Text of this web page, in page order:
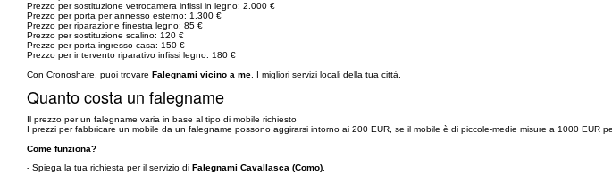
Prezzo per sostituzione vetrocamera infissi in legno: 2.000 €
Prezzo per porta per annesso esterno: 1.300 €
Prezzo per riparazione finestra legno: 85 €
Prezzo per sostituzione scalino: 120 €
Prezzo per porta ingresso casa: 150 €
Prezzo per intervento riparativo infissi legno: 180 €
Con Cronoshare, puoi trovare Falegnami vicino a me . I migliori servizi locali della tua città.
Quanto costa un falegname
Il prezzo per un falegname varia in base al tipo di mobile richiesto
I prezzi per fabbricare un mobile da un falegname possono aggirarsi intorno ai 200 EUR, se il mobile è di piccole-medie misure a 1000 EUR
Come funziona?
- Spiega la tua richiesta per il servizio di Falegnami Cavallasca (Como)